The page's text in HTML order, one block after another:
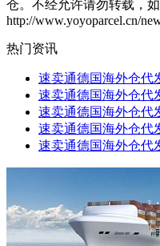
仓。不经允许请勿转载，
http://www.yoyoparcel.cn/
热门资讯
速卖通德国海外仓代
速卖通德国海外仓代
速卖通德国海外仓代
速卖通德国海外仓代
速卖通德国海外仓代